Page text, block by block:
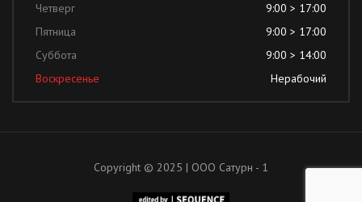
Четверг
9:00 > 17:00
Пятница
9:00 > 17:00
Суббота
9:00 > 14:00
Воскресенье
Нерабочий
Copyright © 2025 | ООО Сатурн - 1